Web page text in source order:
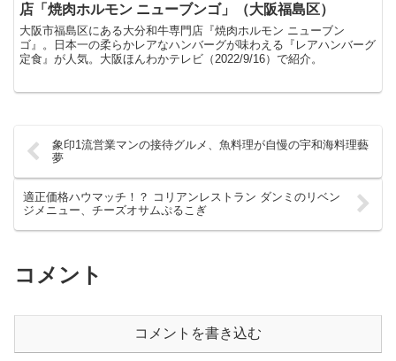
店「焼肉ホルモン ニューブンゴ」（大阪福島区）
大阪市福島区にある大分和牛専門店『焼肉ホルモン ニューブン
ゴ』。日本一の柔らかレアなハンバーグが味わえる『レアハンバーグ
定食』が人気。大阪ほんわかテレビ（2022/9/16）で紹介。
象印1流営業マンの接待グルメ、魚料理が自慢の宇和海料理藝
夢
適正価格ハウマッチ！？ コリアンレストラン ダンミのリベン
ジメニュー、チーズオサムぷるこぎ
コメント
コメントを書き込む